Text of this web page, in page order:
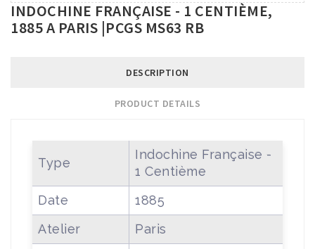
INDOCHINE FRANÇAISE - 1 CENTIÈME,
1885 A PARIS |PCGS MS63 RB
DESCRIPTION
PRODUCT DETAILS
Type
Indochine Française -
1 Centième
Date
1885
Atelier
Paris